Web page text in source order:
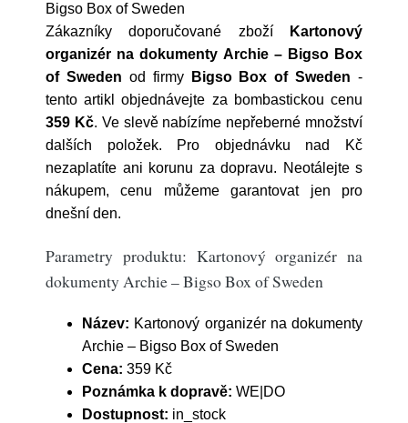
Bigso Box of Sweden
Zákazníky doporučované zboží
Kartonový
organizér na dokumenty Archie – Bigso Box
of Sweden od firmy Bigso Box of Sweden -
tento artikl objednávejte za bombastickou cenu
359 Kč. Ve slevě nabízíme nepřeberné množství
dalších položek. Pro objednávku nad Kč
nezaplatíte ani korunu za dopravu. Neotálejte s
nákupem, cenu můžeme garantovat jen pro
dnešní den.
Parametry produktu: Kartonový organizér na
dokumenty Archie – Bigso Box of Sweden
Název: Kartonový organizér na dokumenty
Archie – Bigso Box of Sweden
Cena: 359 Kč
Poznámka k dopravě: WE|DO
Dostupnost: in_stock